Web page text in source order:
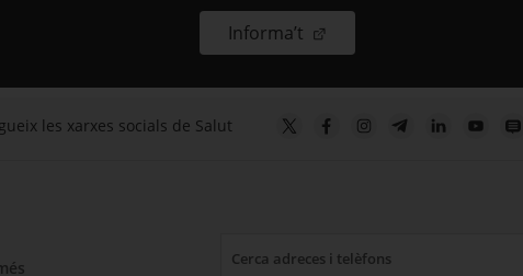
Informa’t . Obre en una nova
les xarxes socials de Salut